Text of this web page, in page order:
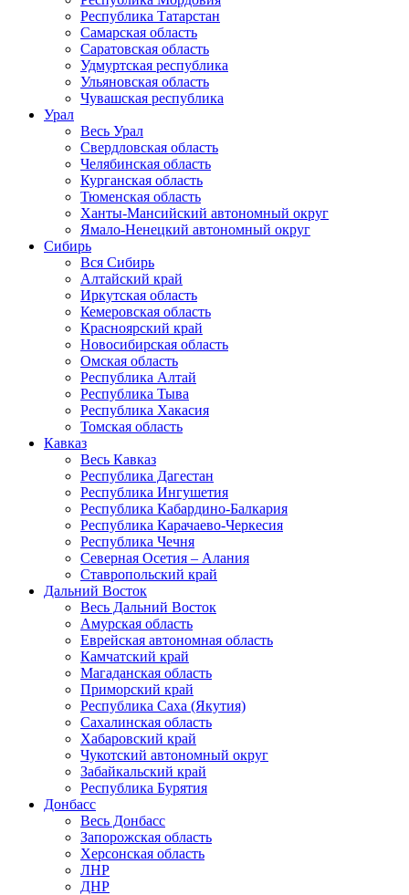
Республика Татарстан
Самарская область
Саратовская область
Удмуртская республика
Ульяновская область
Чувашская республика
Урал
Весь Урал
Свердловская область
Челябинская область
Курганская область
Тюменская область
Ханты-Мансийский автономный округ
Ямало-Ненецкий автономный округ
Сибирь
Вся Сибирь
Алтайский край
Иркутская область
Кемеровская область
Красноярский край
Новосибирская область
Омская область
Республика Алтай
Республика Тыва
Республика Хакасия
Томская область
Кавказ
Весь Кавказ
Республика Дагестан
Республика Ингушетия
Республика Кабардино-Балкария
Республика Карачаево-Черкесия
Республика Чечня
Северная Осетия – Алания
Ставропольский край
Дальний Восток
Весь Дальний Восток
Амурская область
Еврейская автономная область
Камчатский край
Магаданская область
Приморский край
Республика Саха (Якутия)
Сахалинская область
Хабаровский край
Чукотский автономный округ
Забайкальский край
Республика Бурятия
Донбасс
Весь Донбасс
Запорожская область
Херсонская область
ЛНР
ДНР